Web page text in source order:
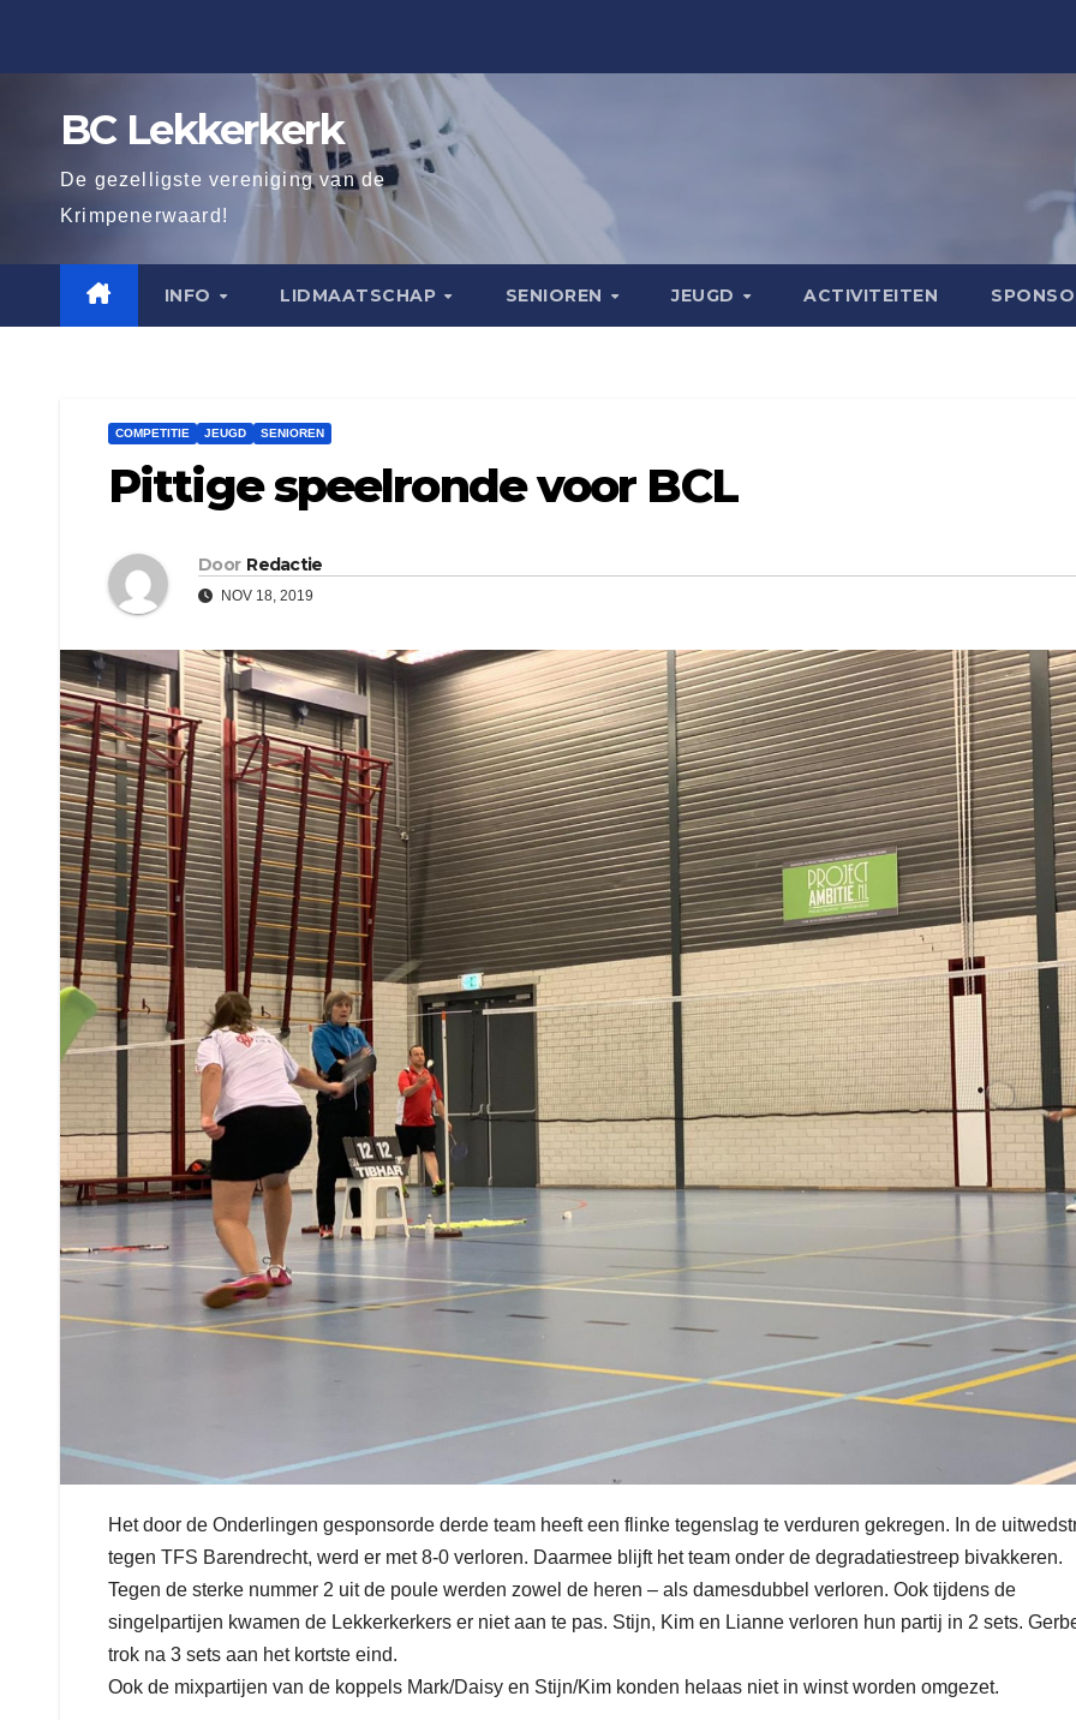
BC Lekkerkerk
De gezelligste vereniging van de
Krimpenerwaard!
INFO LIDMAATSCHAP SENIOREN JEUGD ACTIVITEITEN
COMPETITIE JEUGD SENIOREN
Pittige speelronde voor BCL
Door Redactie
NOV 18, 2019
Het door de Onderlingen gesponsorde derde team heeft een flinke tegenslag te verduren gekregen. In de
tegen TFS Barendrecht, werd er met 8-0 verloren. Daarmee blijft het team onder de degradatiestreep bivakkeren.
Tegen de sterke nummer 2 uit de poule werden zowel de heren – als damesdubbel verloren. Ook tijdens de
singelpartijen kwamen de Lekkerkerkers er niet aan te pas. Stijn, Kim en Lianne verloren hun partij in 2 sets.
trok na 3 sets aan het kortste eind.
Ook de mixpartijen van de koppels Mark/Daisy en Stijn/Kim konden helaas niet in winst worden omgezet.